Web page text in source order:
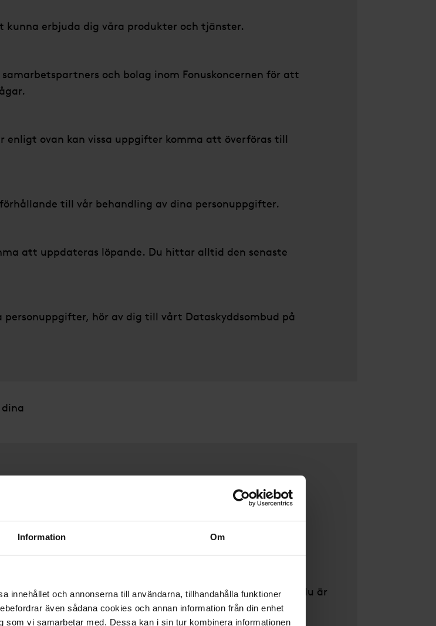
Information Om
innehållet och annonserna till användarna, tillhandahålla funktioner
även sådana cookies och annan information från din enhet
som vi samarbetar med. Dessa kan i sin tur kombinera informationen
kunna erbjuda dig våra produkter och tjänster.
och bolag inom Fonuskoncernen för att
enligt ovan kan vissa uppgifter komma att överföras till
till vår behandling av dina personuppgifter.
att uppdateras löpande. Du hittar alltid den senaste
hör av dig till vårt Dataskyddsombud på
för?
hur Momento behandlar dina personuppgifter när du är
en av våra kunder, besöker vår hemsida eller använder